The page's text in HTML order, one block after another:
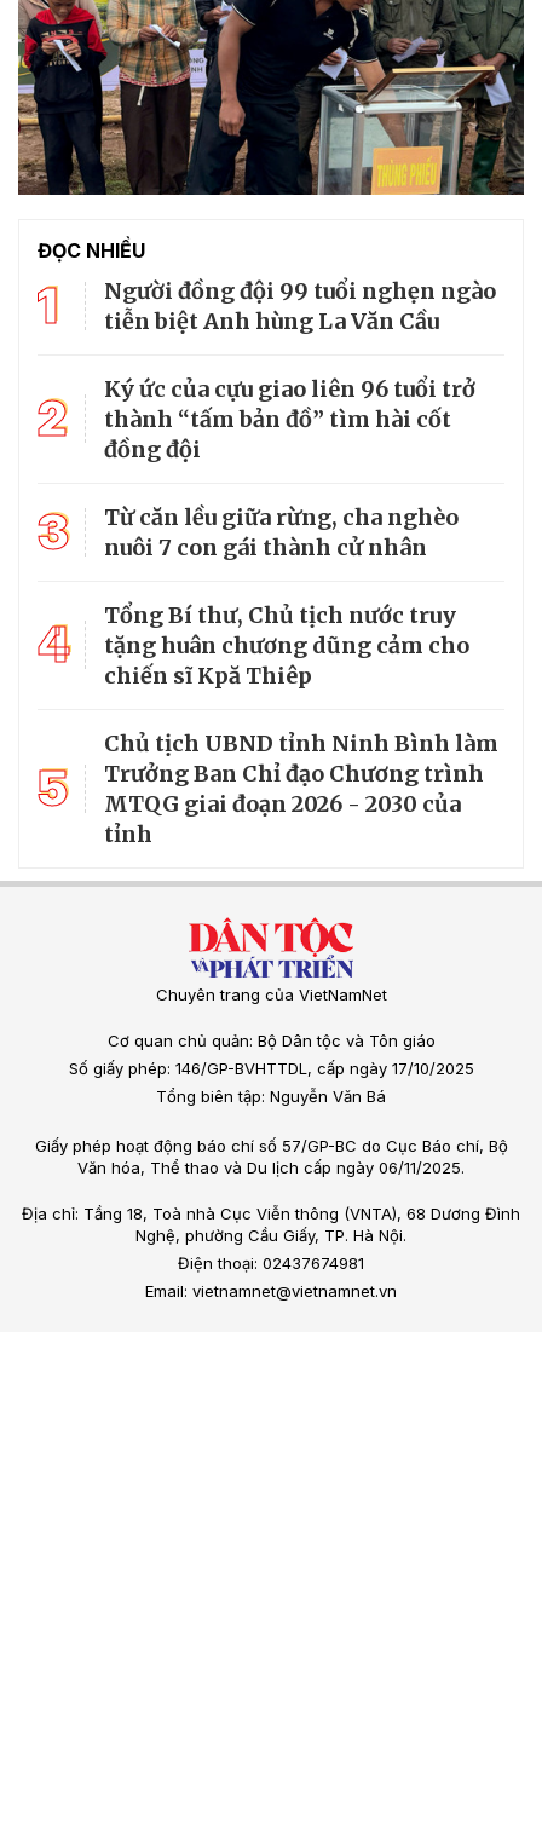
ĐỌC NHIỀU
1
Người đồng đội 99 tuổi nghẹn ngào
tiễn biệt Anh hùng La Văn Cầu
2
Ký ức của cựu giao liên 96 tuổi trở
thành “tấm bản đồ” tìm hài cốt
đồng đội
3
Từ căn lều giữa rừng, cha nghèo
nuôi 7 con gái thành cử nhân
4
Tổng Bí thư, Chủ tịch nước truy
tặng huân chương dũng cảm cho
chiến sĩ Kpă Thiêp
5
Chủ tịch UBND tỉnh Ninh Bình làm
Trưởng Ban Chỉ đạo Chương trình
MTQG giai đoạn 2026 - 2030 của
tỉnh
Chuyên trang của VietNamNet
Cơ quan chủ quản: Bộ Dân tộc và Tôn giáo
Số giấy phép: 146/GP-BVHTTDL, cấp ngày 17/10/2025
Tổng biên tập: Nguyễn Văn Bá
Giấy phép hoạt động báo chí số 57/GP-BC do Cục Báo chí, Bộ
Văn hóa, Thể thao và Du lịch cấp ngày 06/11/2025.
Địa chỉ: Tầng 18, Toà nhà Cục Viễn thông (VNTA), 68 Dương Đình
Nghệ, phường Cầu Giấy, TP. Hà Nội.
Điện thoại: 02437674981
Email: vietnamnet@vietnamnet.vn